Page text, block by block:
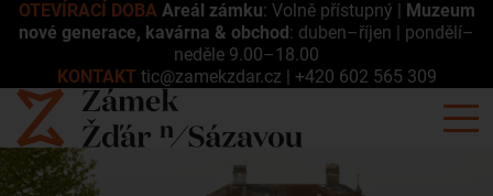
OTEVÍRACÍ DOBA Areál zámku: Volně přístupný | Muzeum
nové generace, kavárna & obchod: duben–říjen | pondělí–
neděle 9.00–18.00
KONTAKT tic@zamekzdar.cz | +420 602 565 309
Ubytování na zámku